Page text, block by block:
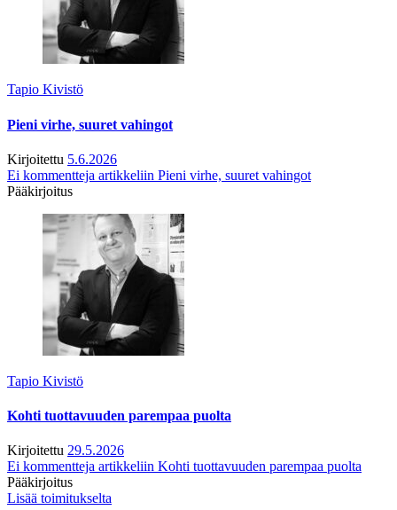
Tapio Kivistö
Pieni virhe, suuret vahingot
Kirjoitettu 5.6.2026
Ei kommentteja artikkeliin Pieni virhe, suuret vahingot
Pääkirjoitus
Tapio Kivistö
Kohti tuottavuuden parempaa puolta
Kirjoitettu 29.5.2026
Ei kommentteja artikkeliin Kohti tuottavuuden parempaa puolta
Pääkirjoitus
Lisää toimitukselta